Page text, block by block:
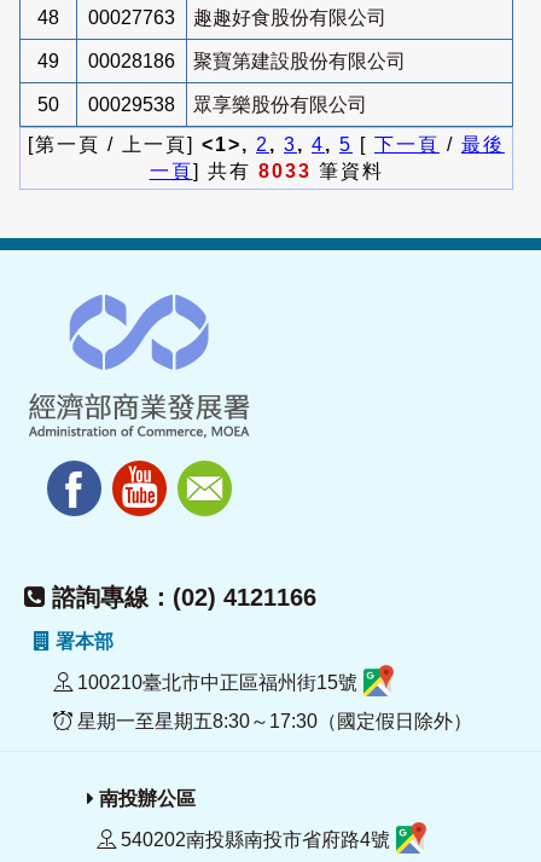
48 00027763 趣趣好食股份有限公司
49 00028186 聚寶第建設股份有限公司
50 00029538
眾享樂股份有限公司
[第一頁 / 上一頁] <1>, 2 , 3, 4, 5 [ 下一頁 / 最後
一頁] 共有 8033 筆資料
諮詢專線：(02) 4121166
署本部
100210臺北市中正區福州街15號
星期一至星期五8:30～17:30（國定假日除外）
南投辦公區
540202南投縣南投市省府路4號